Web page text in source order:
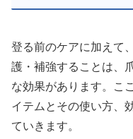
登る前のケアに加えて
護・補強することは、
な効果があります。こ
イテムとその使い方、
ていきます。